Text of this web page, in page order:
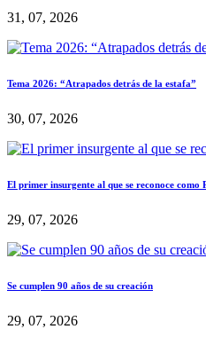
31, 07, 2026
Tema 2026: “Atrapados detrás de la estafa”
30, 07, 2026
El primer insurgente al que se reconoce como
29, 07, 2026
Se cumplen 90 años de su creación
29, 07, 2026